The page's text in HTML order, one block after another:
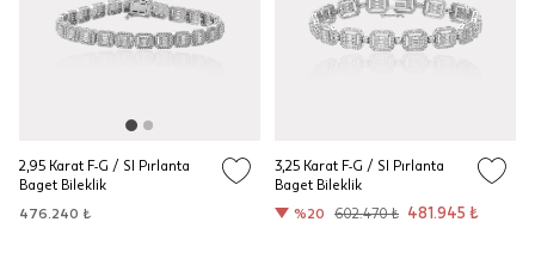
2,95 Karat F-G / SI Pırlanta
Baget Bileklik
476.240 ₺
3,25 Karat F-G / SI Pırlanta
Baget Bileklik
%20
602.470 ₺ 481.945 ₺